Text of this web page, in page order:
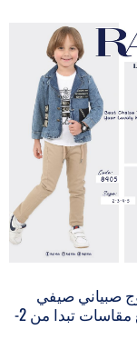
صبياني صيفي
ثلاث قطع مقاسات تبدا من 2-